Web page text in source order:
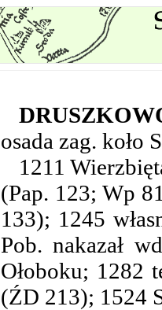
osada zag. koło
1211
(Pap. 123; Wp
133); 1245
Pob. nakazał
Ołoboku; 1282
(ŹD 213); 1524